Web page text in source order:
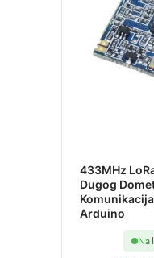
433MHz
Dugog
Arduino
Na